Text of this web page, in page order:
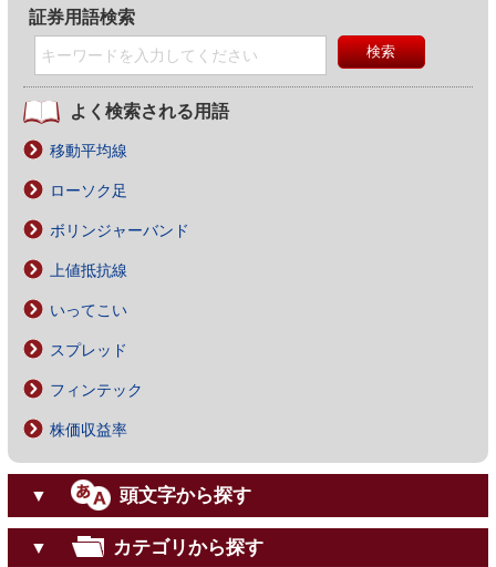
証券用語検索
よく検索される用語
移動平均線
ローソク足
ボリンジャーバンド
上値抵抗線
いってこい
スプレッド
フィンテック
株価収益率
▼ 頭文字から探す
▼ カテゴリから探す